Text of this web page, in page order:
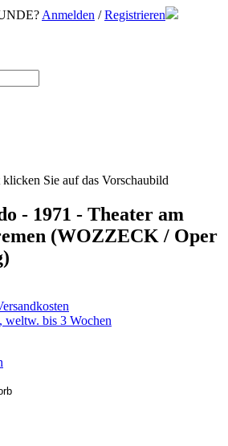
Anmelden / Registrieren
Sie auf das Vorschaubild
- 1971 - Theater am
(WOZZECK / Oper
weltw. bis 3 Wochen